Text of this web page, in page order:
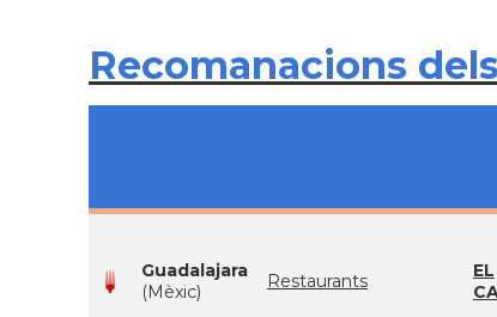
Recomanacions
Guadalajara
(Mèxic)
Restaurants
EL